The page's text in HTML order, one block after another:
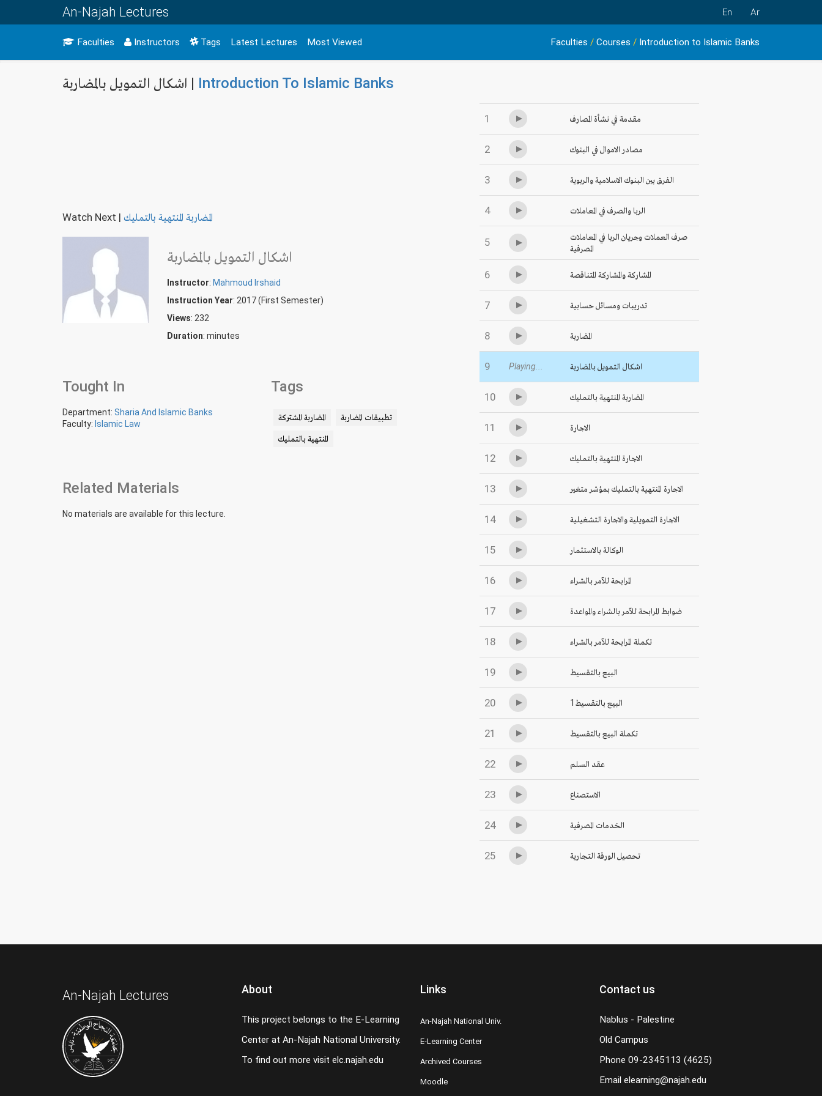
An-Najah Lectures En Ar
Faculties Instructors Tags Latest Lectures Most Viewed Faculties / Courses / Introduction to Islamic Banks
اشكال التمويل بالمضاربة | Introduction To Islamic Banks
Watch Next | المضاربة المنتهية بالتمليك
اشكال التمويل بالمضاربة
Instructor: Mahmoud Irshaid
Instruction Year: 2017 (First Semester)
Views: 232
Duration: minutes
Tought In
Department: Sharia And Islamic Banks
Faculty: Islamic Law
Tags
المضاربة المشتركة تطبيقات المضاربة
المنتهية بالتمليك
Related Materials
No materials are available for this lecture.
1 مقدمة في نشأة المصارف
2 مصادر الاموال في البنوك
3 الفرق بين البنوك الاسلامية والربوية
4 الربا والصرف في المعاملات
5
صرف العملات وجريان الربا في المعاملات
المصرفية
6 المشاركة والمشاركة المتناقصة
7 تدريبات ومسائل حسابية
8 المضاربة
9 Playing... اشكال التمويل بالمضاربة
10 المضاربة المنتهية بالتمليك
11 الاجارة
12 الاجارة المنتهية بالتمليك
13 الاجارة المنتهية بالتمليك بمؤشر متغير
14 الاجارة التمويلية والاجارة التشغيلية
15 الوكالة بالاستثمار
16 المرابحة للآمر بالشراء
17 ضوابط المرابحة للآمر بالشراء والمواعدة
18 تكملة المرابحة للآمر بالشراء
19 البيع بالتقسيط
20 1البيع بالتقسيط
21 تكملة البيع بالتقسيط
22 عقد السلم
23 الاستصناع
24 الخدمات المصرفية
25 تحصيل الورقة التجارية
An-Najah Lectures About
This project belongs to the E-Learning
Center at An-Najah National University.
To find out more visit elc.najah.edu
Links
An-Najah National Univ.
E-Learning Center
Archived Courses
Moodle
Contact us
Nablus - Palestine
Old Campus
Phone 09-2345113 (4625)
Email elearning@najah.edu